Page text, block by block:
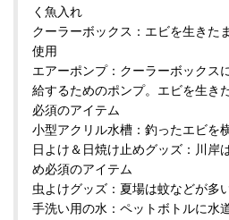
く魚入れ
クーラーボックス：エビを生きた
使用
エアーポンプ：クーラーボックス
給するためのポンプ。エビを生き
必須のアイテム
小型アクリル水槽：釣ったエビを
日よけ＆日焼け止めグッズ：川岸
め必須のアイテム
虫よけグッズ：夏場は蚊などが多
手洗い用の水：ペットボトルに水